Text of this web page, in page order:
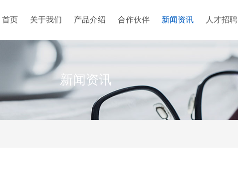
首页 关于我们 产品介绍 合作伙伴 新闻资讯 人才招聘
新闻资讯